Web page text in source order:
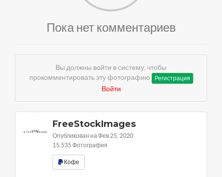
Пока нет комментариев
Вы должны войти в систему, чтобы
прокомментировать эту фотографию
Регистрация
Войти
FreeStockImages
Опубликован на Фев 25, 2020
15,535 Фотография
Кофе